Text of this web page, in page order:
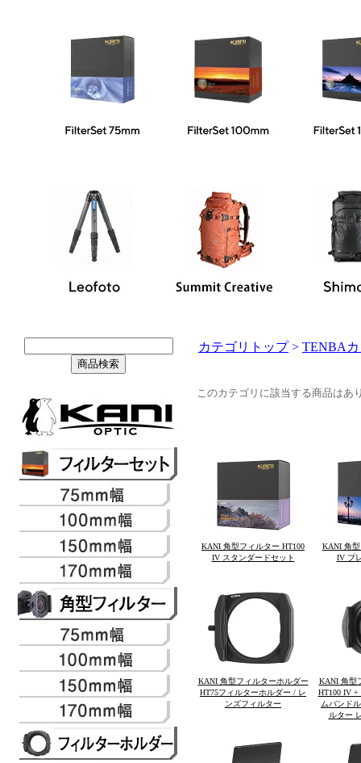
カテゴリトップ> TENBA
このカテゴリに該当する商品はあ
KANI 角型フィルター HT100
IV スタンダードセット
KANI 角
IV プ
KANI 角型フィルターホルダー
HT75フィルターホルダー / レ
ンズフィルター
KANI 角型
HT100 IV +
ムバンド
ルター